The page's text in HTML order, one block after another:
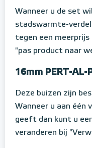
Wanneer u de set
stadswarmte-
tegen een meerprijs
"pas product naar
16mm PERT-
Deze buizen zijn
Wanneer u aan één
geeft dan kunt u
veranderen bij